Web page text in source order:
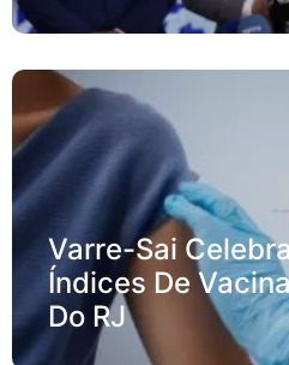
Varre-Sai
Índices De
Do RJ